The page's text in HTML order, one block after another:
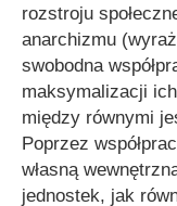
rozstroju
anarchizmu
swobodna
maksymalizacji
między równymi
Poprzez
własną
jednostek, jak